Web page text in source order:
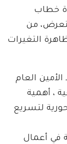
خطاب
من
التغيرات
العام
، أهمية
لتسريع
في أعمال